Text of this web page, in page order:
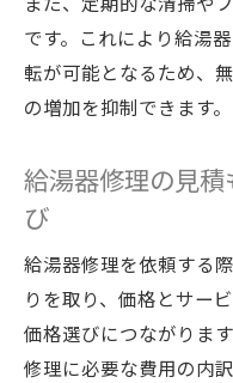
です。これにより給湯
転が可能となるため、
の増加を抑制できます。
給湯器修理の見
び
給湯器修理を依頼する
りを取り、価格とサー
価格選びにつながりま
修理に必要な費用の内